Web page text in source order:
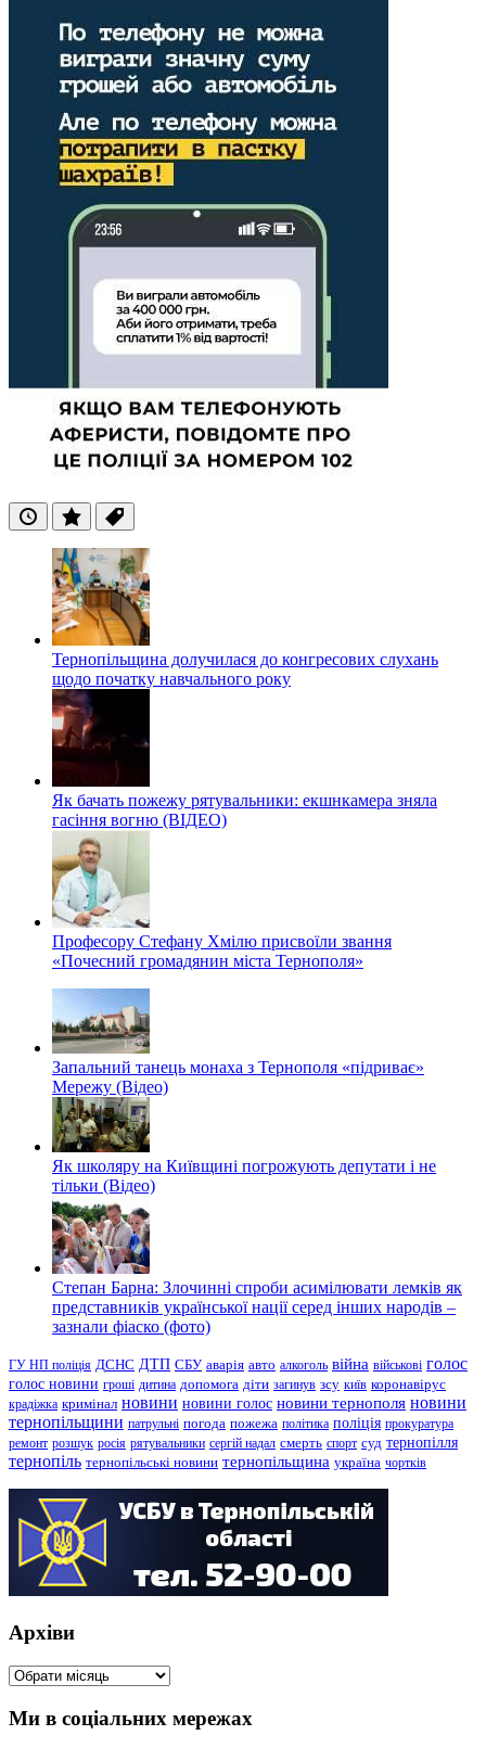
ОстанніПопулярні
Теги
Тернопільщина долучилася до конгресових слухань
щодо початку навчального року
Як бачать пожежу рятувальники: екшнкамера зняла
гасіння вогню (ВІДЕО)
Професору Стефану Хмілю присвоїли звання
«Почесний громадянин міста Тернополя»
Запальний танець монаха з Тернополя «підриває»
Мережу (Відео)
Як школяру на Київщині погрожують депутати і не
тільки (Відео)
Степан Барна: Злочинні спроби асимілювати лемків як
представників української нації серед інших народів –
зазнали фіаско (фото)
ГУ НП поліція ДСНС ДТП СБУ аварія авто алкоголь війна військові голос
голос новини гроші дитина допомога діти загинув зсу київ коронавірус
крадіжка кримінал новини новини голос новини тернополя новини
тернопільщини патрульні погода пожежа політика поліція прокуратура
ремонт розшук росія рятувальники сергій надал смерть спорт суд тернопілля
тернопіль тернопільські новини тернопільщина україна чортків
Архіви
Архіви
Ми в соціальних мережах